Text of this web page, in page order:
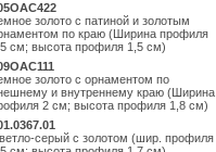
золото с патиной и золотым
по краю (Ширина профиля
см; высота профиля 1,5 см)
золото с орнаментом по
и внутреннему краю (Ширина
2 см; высота профиля 1,8 см)
серый с золотом (шир. профиля